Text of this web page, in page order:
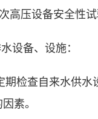
高压设备安全性试
设备、设施：
期检查自来水供水
素。